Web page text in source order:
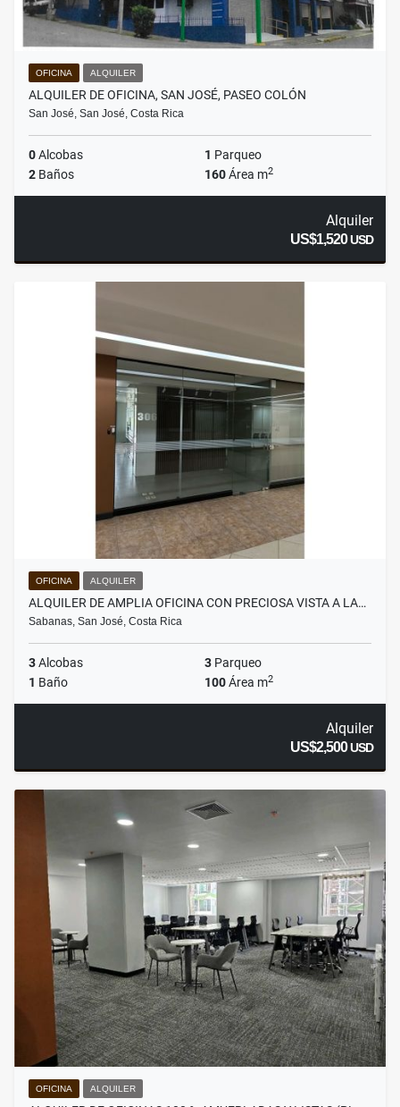
OFICINA ALQUILER
ALQUILER DE OFICINA, SAN JOSÉ, PASEO COLÓN
San José, San José, Costa Rica
0Alcobas 1 Parqueo
2 Baños 160Área m2
Alquiler
US$1,520USD
OFICINA ALQUILER
ALQUILER DE AMPLIA OFICINA CON PRECIOSA VISTA A LA…
Sabanas, San José, Costa Rica
3Alcobas 3 Parqueo
1 Baño 100Área m2
Alquiler
US$2,500USD
OFICINA ALQUILER